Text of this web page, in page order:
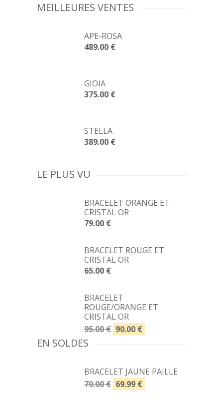
70.00 € 69.99 €
MEILLEURES VENTES
APE-ROSA
489.00 €
GIOIA
375.00 €
STELLA
389.00 €
LE PLUS VU
BRACELET ORANGE ET
CRISTAL OR
79.00 €
BRACELET ROUGE ET
CRISTAL OR
65.00 €
BRACELET
ROUGE/ORANGE ET
CRISTAL OR
95.00 € 90.00 €
EN SOLDES
BRACELET JAUNE PAILLE
70.00 € 69.99 €